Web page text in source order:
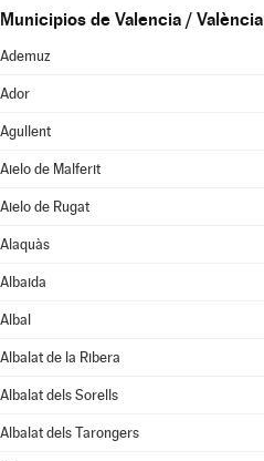
Municipios de Valencia / València
Ademuz
Ador
Agullent
Aielo de Malferit
Aielo de Rugat
Alaquàs
Albaida
Albal
Albalat de la Ribera
Albalat dels Sorells
Albalat dels Tarongers